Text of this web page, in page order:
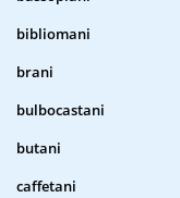
bibliomani
brani
bulbocastani
butani
caffetani